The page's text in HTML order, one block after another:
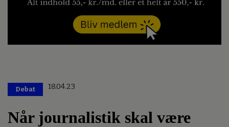
Debat 18.04.23
Når journalistik skal være